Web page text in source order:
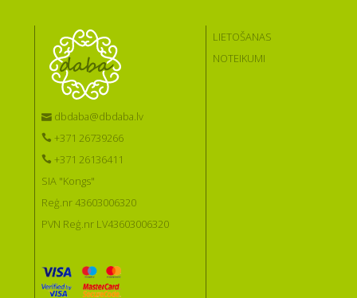
dbdaba@dbdaba.lv
+371 26739266
+371 26136411
SIA "Kongs"
Reģ.nr 43603006320
PVN Reģ.nr LV43603006320
LIETOŠANAS
NOTEIKUMI